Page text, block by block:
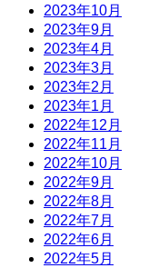
2023年10月
2023年9月
2023年4月
2023年3月
2023年2月
2023年1月
2022年12月
2022年11月
2022年10月
2022年9月
2022年8月
2022年7月
2022年6月
2022年5月